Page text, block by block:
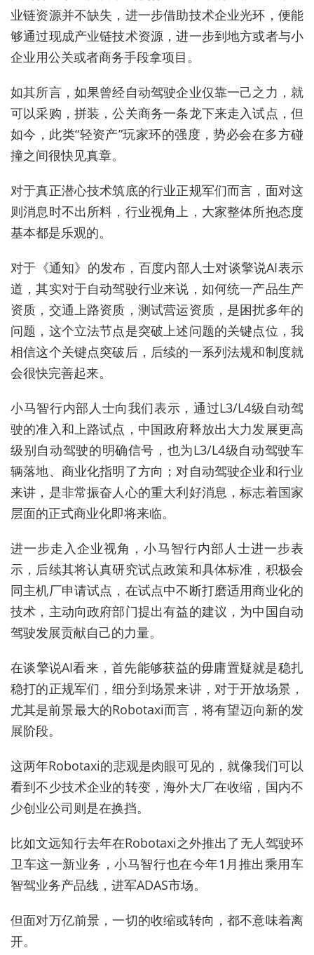
业链资源并不缺失，进一步借助技术企业光环，便能
够通过现成产业链技术资源，进一步到地方或者与小
企业用公关或者商务手段拿项目。
如其所言，如果曾经自动驾驶企业仅靠一己之力，就
可以采购，拼装，公关商务一条龙下来走入试点，但
如今，此类“轻资产”玩家环的强度，势必会在多方碰
撞之间很快见真章。
对于真正潜心技术筑底的行业正规军们而言，面对这
则消息时不出所料，行业视角上，大家整体所抱态度
基本都是乐观的。
对于《通知》的发布，百度内部人士对谈擎说AI表示
道，其实对于自动驾驶行业来说，如何统一产品生产
资质，交通上路资质，测试营运资质，是困扰多年的
问题，这个立法节点是突破上述问题的关键点位，我
相信这个关键点突破后，后续的一系列法规和制度就
会很快完善起来。
小马智行内部人士向我们表示，通过L3/L4级自动驾
驶的准入和上路试点，中国政府释放出大力发展更高
级别自动驾驶的明确信号，也为L3/L4级自动驾驶车
辆落地、商业化指明了方向；对自动驾驶企业和行业
来讲，是非常振奋人心的重大利好消息，标志着国家
层面的正式商业化即将来临。
进一步走入企业视角，小马智行内部人士进一步表
示，后续其将认真研究试点政策和具体标准，积极会
同主机厂申请试点，在试点中不断打磨适用商业化的
技术，主动向政府部门提出有益的建议，为中国自动
驾驶发展贡献自己的力量。
在谈擎说AI看来，首先能够获益的毋庸置疑就是稳扎
稳打的正规军们，细分到场景来讲，对于开放场景，
尤其是前景最大的Robotaxi而言，将有望迈向新的发
展阶段。
这两年Robotaxi的悲观是肉眼可见的，就像我们可以
看到不少技术企业的转变，海外大厂在收缩，国内不
少创业公司则是在换挡。
比如文远知行去年在Robotaxi之外推出了无人驾驶环
卫车这一新业务，小马智行也在今年1月推出乘用车
智驾业务产品线，进军ADAS市场。
但面对万亿前景，一切的收缩或转向，都不意味着离
开。